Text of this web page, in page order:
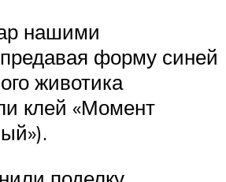
нашими
форму синей
животика
клей «Момент